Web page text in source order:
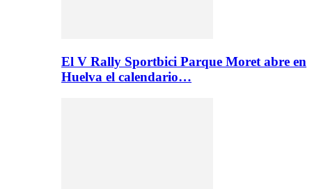
El V Rally Sportbici Parque Moret abre en
Huelva el calendario…